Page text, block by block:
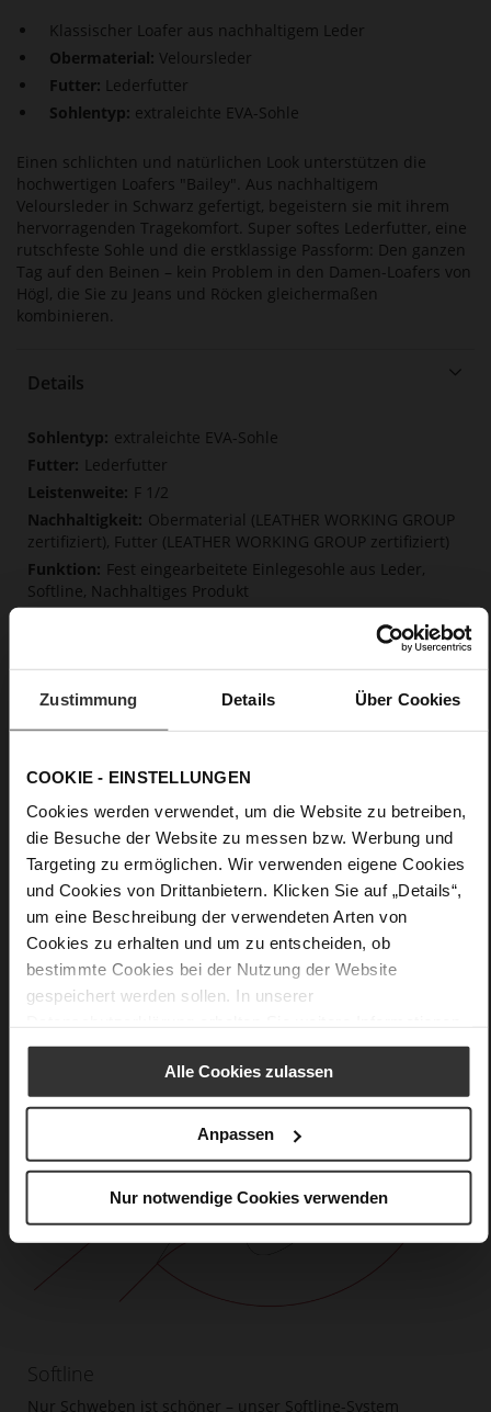
Zustimmung Details Über Cookies
COOKIE - EINSTELLUNGEN
Cookies werden verwendet, um die Website zu betreiben,
die Besuche der Website zu messen bzw. Werbung und
Targeting zu ermöglichen. Wir verwenden eigene Cookies
und Cookies von Drittanbietern. Klicken Sie auf „Details“,
um eine Beschreibung der verwendeten Arten von
Cookies zu erhalten und um zu entscheiden, ob
bestimmte Cookies bei der Nutzung der Website
gespeichert werden sollen. In unserer
Alle Cookies zulassen
Anpassen
Nur notwendige Cookies verwenden
Klassischer Loafer aus nachhaltigem Leder
Obermaterial: Veloursleder
Futter: Lederfutter
Sohlentyp: extraleichte EVA-Sohle
Einen schlichten und natürlichen Look unterstützen die
hochwertigen Loafers "Bailey". Aus nachhaltigem
Veloursleder in Schwarz gefertigt, begeistern sie mit ihrem
hervorragenden Tragekomfort. Super softes Lederfutter, eine
rutschfeste Sohle und die erstklassige Passform: Den ganzen
Tag auf den Beinen – kein Problem in den Damen-Loafers von
Högl, die Sie zu Jeans und Röcken gleichermaßen
kombinieren.
Details
Mehr
Informationen
extraleichte EVA-Sohle
Lederfutter
F 1/2
Obermaterial (LEATHER WORKING GROUP
zertifiziert), Futter (LEATHER WORKING GROUP zertifiziert)
Fest eingearbeitete Einlegesohle aus Leder,
Softline, Nachhaltiges Produkt
35
Blockabsatz
Kalbvelourleder in Raulederoptik mit
Care
Softline
Nur Schweben ist schöner – unser Softline-System